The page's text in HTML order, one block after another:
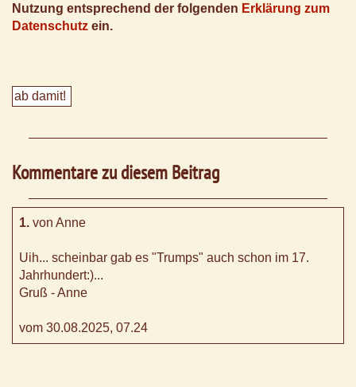
Nutzung entsprechend der folgenden Erklärung zum
Datenschutz ein.
Kommentare zu diesem Beitrag
1. von Anne
Uih... scheinbar gab es "Trumps" auch schon im 17.
Jahrhundert:)...
Gruß - Anne
vom 30.08.2025, 07.24